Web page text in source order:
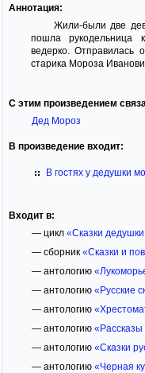
Аннотация:
Жили-были две
пошла рукодельница
ведерко. Отправилась
старика Мороза
С этим произведением
Дед Мороз
В произведение входит:
В гостях у дедушки
Входит в:
— цикл «Сказки
— сборник «Сказки и
— антологию
— антологию «Русские
— антологию
— антологию «Рассказы
— антологию «Сказки
— антологию «Черная